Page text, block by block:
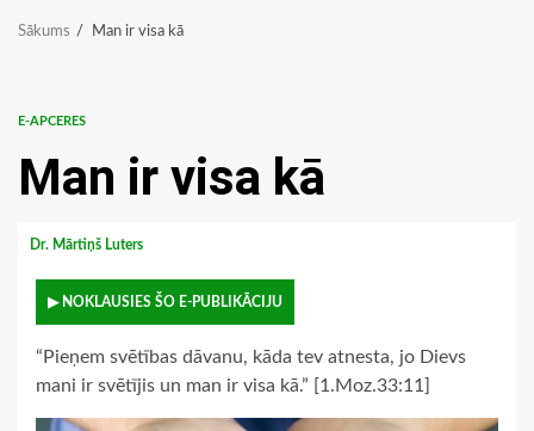
Sākums Man ir visa kā
E-APCERES
Man ir visa kā
Dr. Mārtiņš Luters
▶ NOKLAUSIES ŠO E-PUBLIKĀCIJU
“Pieņem svētības dāvanu, kāda tev atnesta, jo Dievs
mani ir svētījis un man ir visa kā.” [1.Moz.33:11]